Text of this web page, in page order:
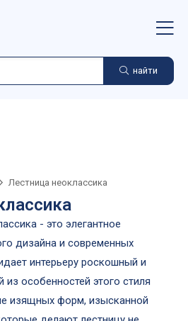
найти
Лестница неоклассика
- это элегантное
дизайна и современных
интерьеру роскошный и
особенностей этого стиля
изящных форм, изысканной